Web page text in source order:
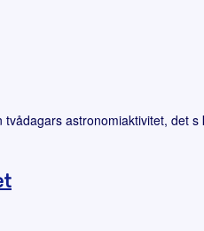
astronomiaktivitet,